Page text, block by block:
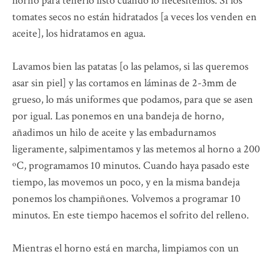
tomates secos no están hidratados [a veces los venden en
aceite], los hidratamos en agua.
Lavamos bien las patatas [o las pelamos, si las queremos
asar sin piel] y las cortamos en láminas de 2-3mm de
grueso, lo más uniformes que podamos, para que se asen
por igual. Las ponemos en una bandeja de horno,
añadimos un hilo de aceite y las embadurnamos
ligeramente, salpimentamos y las metemos al horno a 200
ºC, programamos 10 minutos. Cuando haya pasado este
tiempo, las movemos un poco, y en la misma bandeja
ponemos los champiñones. Volvemos a programar 10
minutos. En este tiempo hacemos el sofrito del relleno.
Mientras el horno está en marcha, limpiamos con un